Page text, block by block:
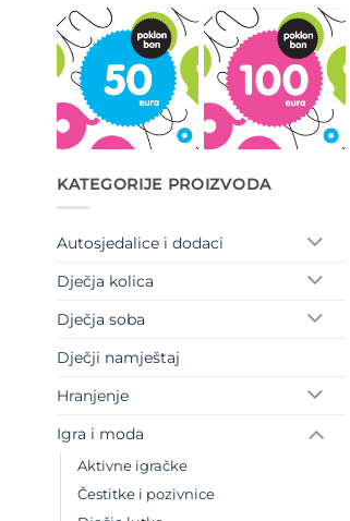
KATEGORIJE PROIZVODA
Autosjedalice i dodaci
Dječja kolica
Dječja soba
Dječji namještaj
Hranjenje
Igra i moda
Aktivne igračke
Čestitke i pozivnice